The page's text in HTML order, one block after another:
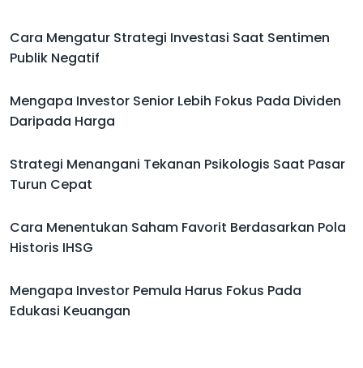
Cara Mengatur Strategi Investasi Saat Sentimen
Publik Negatif
Mengapa Investor Senior Lebih Fokus Pada Dividen
Daripada Harga
Strategi Menangani Tekanan Psikologis Saat Pasar
Turun Cepat
Cara Menentukan Saham Favorit Berdasarkan Pola
Historis IHSG
Mengapa Investor Pemula Harus Fokus Pada
Edukasi Keuangan